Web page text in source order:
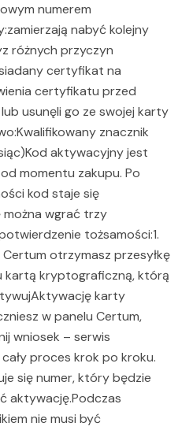
numerem
nabyć kolejny
różnych przyczyn
certyfikat na
certyfikatu przed
usunęli go ze swojej karty
znacznik
aktywacyjny jest
momentu zakupu. Po
kod staje się
można wgrać trzy
tożsamości:1.
otrzymasz przesyłkę
kartą kryptograficzną, którą
karty
w panelu Certum,
wniosek – serwis
proces krok po kroku.
się numer, który będzie
aktywację.Podczas
nie musi być